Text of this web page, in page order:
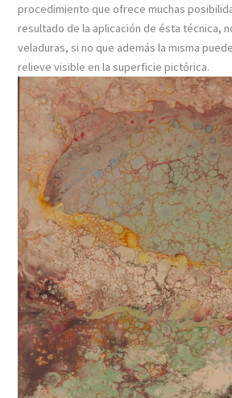
procedimiento que ofrece muchas
resultado de la aplicación de ésta técnica,
veladuras, si no que además la misma
relieve visible en la superficie pictórica.